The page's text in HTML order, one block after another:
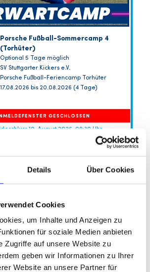
Details Über Cookies
Cookies
um Inhalte und Anzeigen zu
für soziale Medien anbieten
Zugriffe auf unsere Website zu
geben wir Informationen zu Ihrer
Website an unsere Partner für
Porsche Fußball-Sommercamp 4
(Torhüter)
Optional 5 Tage möglich
SV Stuttgarter Kickers e.V.
Porsche Fußball-Feriencamp Torhüter
17.08.2026 bis 20.08.2026 (4 Tage)
GESCHLOSSEN
10. August 2026, 09:30 Uhr
259,00 EUR
246,05 EUR
inkl. Ausstattung